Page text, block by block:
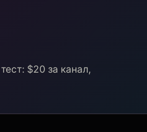
$20 за канал,